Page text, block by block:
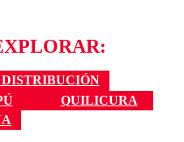
QUILICURA